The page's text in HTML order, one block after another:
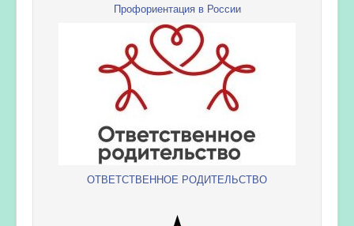
Профориентация в России
ОТВЕТСТВЕННОЕ РОДИТЕЛЬСТВО